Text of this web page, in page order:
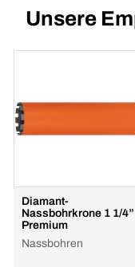
Unsere
Diamant-
Nassbohrkrone 1 1/4”
Premium
Nassbohren